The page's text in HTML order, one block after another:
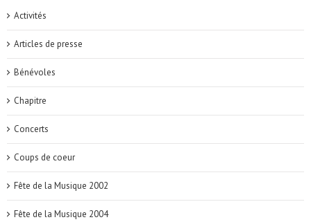
Activités
Articles de presse
Bénévoles
Chapitre
Concerts
Coups de coeur
Fête de la Musique 2002
Fête de la Musique 2004